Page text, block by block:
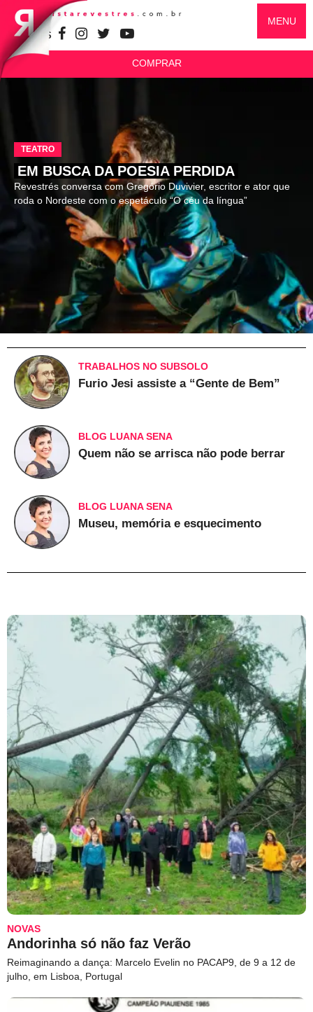
SIGA-NOS
MENU
COMPRAR
TEATRO
EM BUSCA DA POESIA PERDIDA
Revestrés conversa com Gregório Duvivier, escritor e ator que
roda o Nordeste com o espetáculo “O céu da língua”
TRABALHOS NO SUBSOLO
Furio Jesi assiste a “Gente de Bem”
BLOG LUANA SENA
Quem não se arrisca não pode berrar
BLOG LUANA SENA
Museu, memória e esquecimento
NOVAS
Andorinha só não faz Verão
Reimaginando a dança: Marcelo Evelin no PACAP9, de 9 a 12 de
julho, em Lisboa, Portugal